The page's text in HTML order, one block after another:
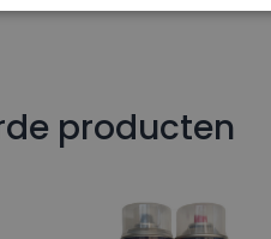
producten